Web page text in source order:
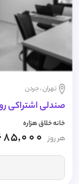
تهران ، جردن
صندلی اشتراکی
خانه خلاق هزاره
هر روز